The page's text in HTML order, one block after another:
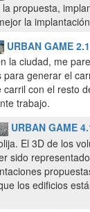
propuesta,
la
URBAN GAME
la ciudad, me
generar el
con el resto
trabajo.
URBAN GAME
El 3D de los
sido
los edificios